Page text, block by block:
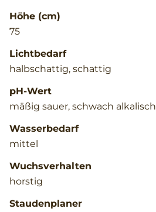
Höhe (cm)
75
Lichtbedarf
halbschattig, schattig
pH-Wert
mäßig sauer, schwach alkalisch
Wasserbedarf
mittel
Wuchsverhalten
horstig
Staudenplaner